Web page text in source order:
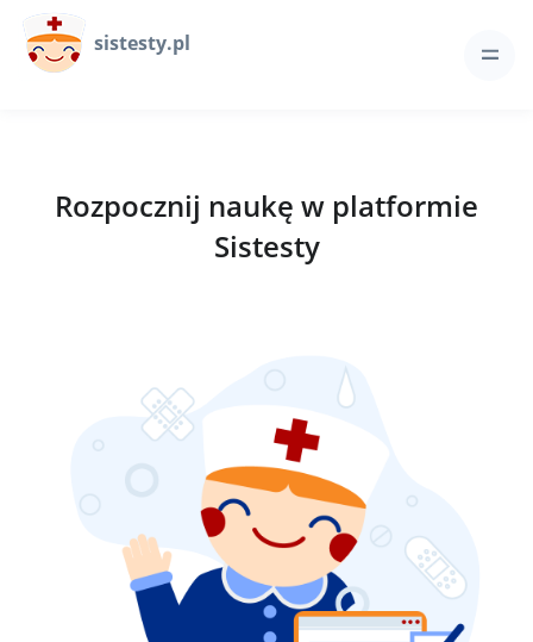
sistesty.pl
Rozpocznij naukę w platformie
Sistesty